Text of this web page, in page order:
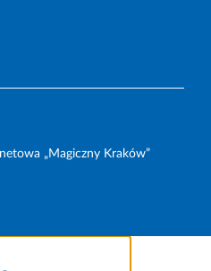
„Magiczny Kraków”